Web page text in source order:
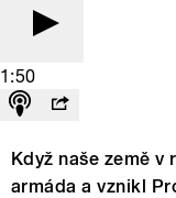
1:50
Když naše země v
armáda a vznikl